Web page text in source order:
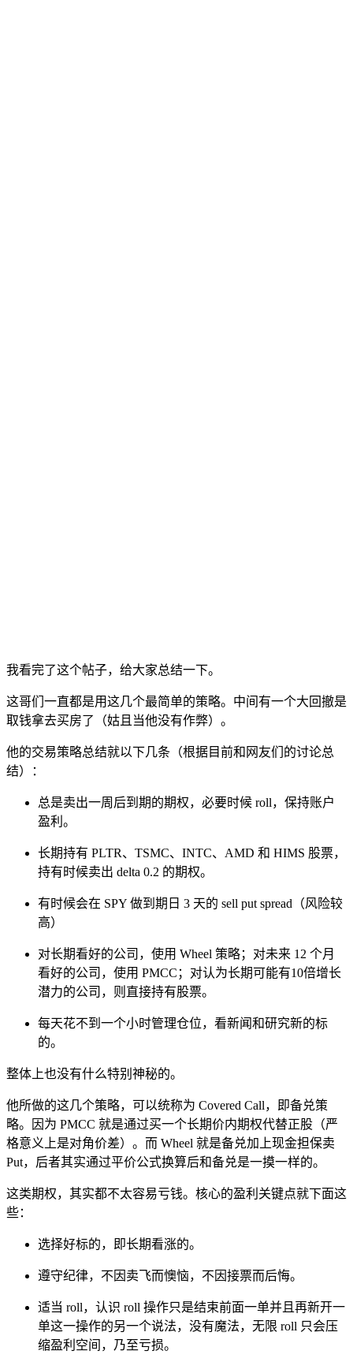
我看完了这个帖子，给大家总结一下。
这哥们一直都是用这几个最简单的策略。中间有一个大回撤是
取钱拿去买房了（姑且当他没有作弊）。
他的交易策略总结就以下几条（根据目前和网友们的讨论总
结）：
总是卖出一周后到期的期权，必要时候 roll，保持账户
盈利。
长期持有 PLTR、TSMC、INTC、AMD 和 HIMS 股票，
持有时候卖出 delta 0.2 的期权。
有时候会在 SPY 做到期日 3 天的 sell put spread（风险较
高）
对长期看好的公司，使用 Wheel 策略；对未来 12 个月
看好的公司，使用 PMCC；对认为长期可能有10倍增长
潜力的公司，则直接持有股票。
每天花不到一个小时管理仓位，看新闻和研究新的标
的。
整体上也没有什么特别神秘的。
他所做的这几个策略，可以统称为 Covered Call，即备兑策
略。因为 PMCC 就是通过买一个长期价内期权代替正股（严
格意义上是对角价差）。而 Wheel 就是备兑加上现金担保卖
Put，后者其实通过平价公式换算后和备兑是一摸一样的。
这类期权，其实都不太容易亏钱。核心的盈利关键点就下面这
些：
选择好标的，即长期看涨的。
遵守纪律，不因卖飞而懊恼，不因接票而后悔。
适当 roll，认识 roll 操作只是结束前面一单并且再新开一
单这一操作的另一个说法，没有魔法，无限 roll 只会压
缩盈利空间，乃至亏损。